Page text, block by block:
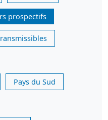
prospectifs
Pays du Sud